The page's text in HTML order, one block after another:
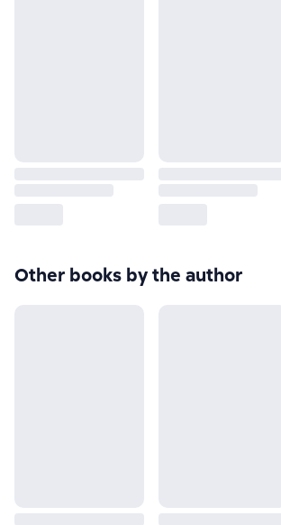
Other books by the author